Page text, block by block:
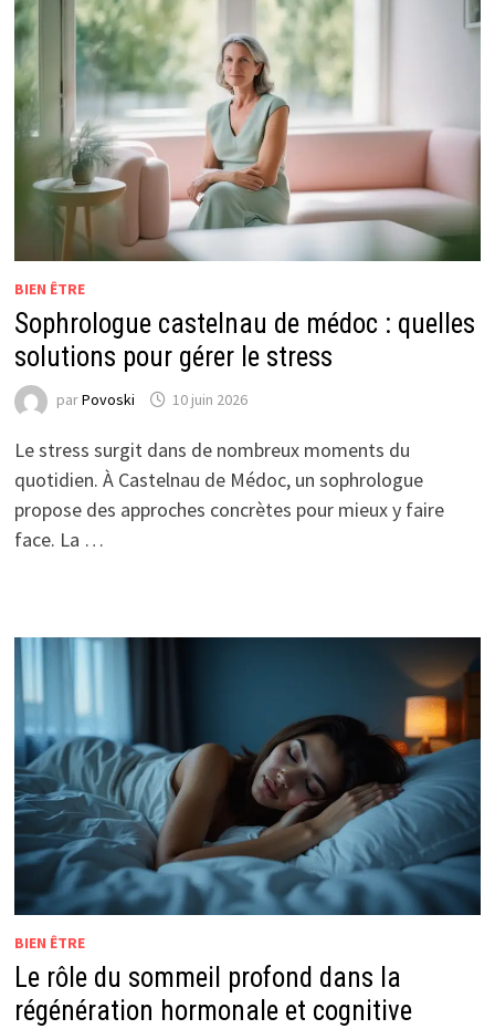
BIEN ÊTRE
Sophrologue castelnau de médoc : quelles
solutions pour gérer le stress
parPovoski 10 juin 2026
Le stress surgit dans de nombreux moments du
quotidien. À Castelnau de Médoc, un sophrologue
propose des approches concrètes pour mieux y faire
face. La …
BIEN ÊTRE
Le rôle du sommeil profond dans la
régénération hormonale et cognitive